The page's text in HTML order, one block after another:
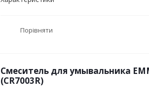
Порівняти
Смеситель для умывальника
(CR7003R)